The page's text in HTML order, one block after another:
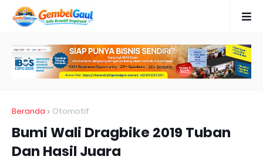
Beranda Otomotif
Bumi Wali Dragbike 2019 Tuban
Dan Hasil Juara